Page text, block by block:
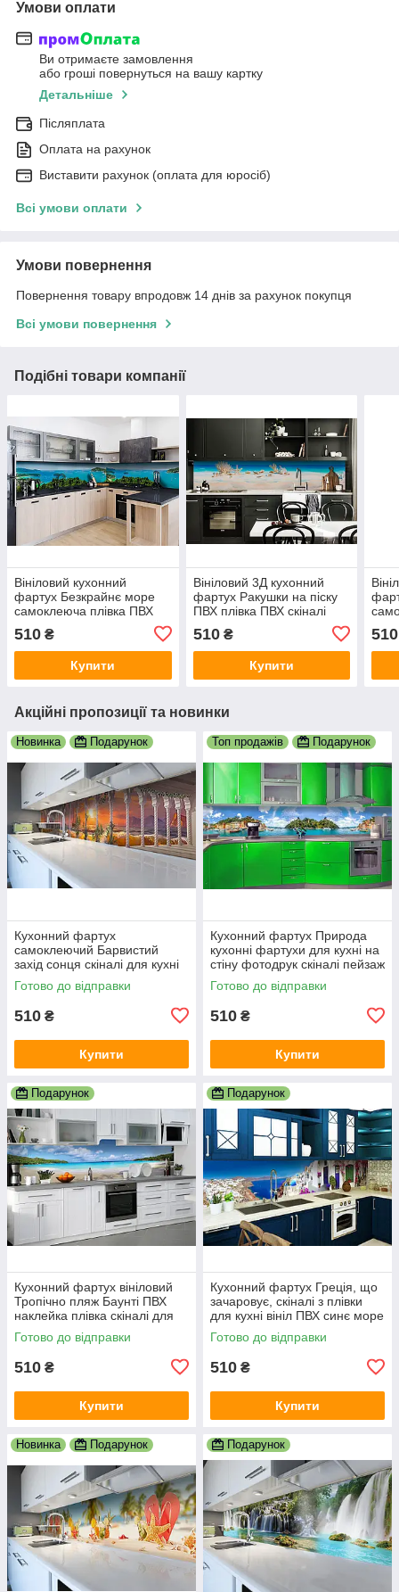
Умови оплати
Ви отримаєте замовлення
або гроші повернуться на вашу картку
Детальніше
Післяплата
Оплата на рахунок
Виставити рахунок (оплата для юросіб)
Всі умови оплати
Умови повернення
Повернення товару впродовж 14 днів за рахунок покупця
Всі умови повернення
Подібні товари компанії
Вініловий кухонний
фартух Безкрайнє море
самоклеюча плівка ПВХ
Блакитний 600х2000 мм
510 ₴
Купити
Вініловий 3Д кухонний
фартух Ракушки на піску
ПВХ плівка ПВХ скіналі
600х2000 мм
510₴
Купити
мм
510
Акційні пропозиції та новинки
Новинка Подарунок
Кухонний фартух
самоклеючий Барвистий
захід сонця скіналі для кухні
наклейка ПВХ колони море
корабель 600х2000 мм
Готово до відправки
510 ₴
Купити
Топ продажів Подарунок
Кухонний фартух Природа
кухонні фартухи для кухні на
стіну фотодрук скіналі пейзаж
600х2000 мм
Готово до відправки
510 ₴
Купити
Подарунок
Кухонний фартух вініловий
Тропічно пляж Баунті ПВХ
наклейка плівка скіналі для
кухні блакитний 600х2000 мм
Готово до відправки
510 ₴
Купити
Подарунок
Кухонний фартух Греція, що
зачаровує, скіналі з плівки
для кухні вініл ПВХ синє море
білі будинки 600х2000 мм
Готово до відправки
510 ₴
Купити
Новинка Подарунок Подарунок